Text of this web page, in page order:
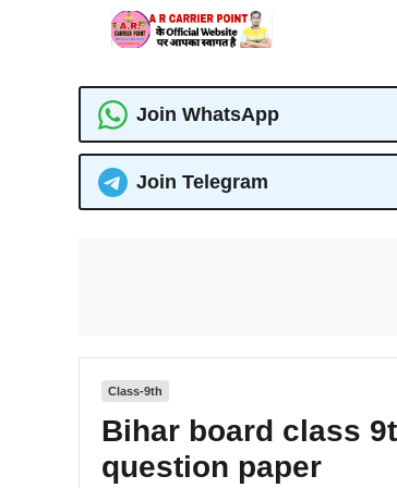
Join WhatsApp
Join Telegram
Class-9th
Bihar board class
question paper